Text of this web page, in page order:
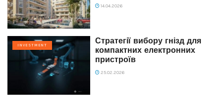
14.04.2026
INVESTMENT
Стратегії вибору гнізд для
компактних електронних
пристроїв
25.02.2026